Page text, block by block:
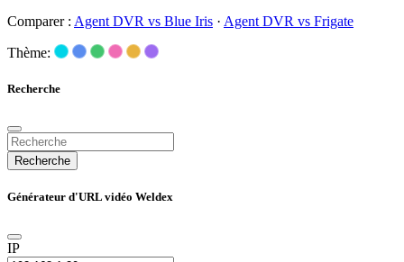
Comparer : Agent DVR vs Blue Iris · Agent DVR vs Frigate
Thème:
Recherche
Recherche
Générateur d'URL vidéo Weldex
IP